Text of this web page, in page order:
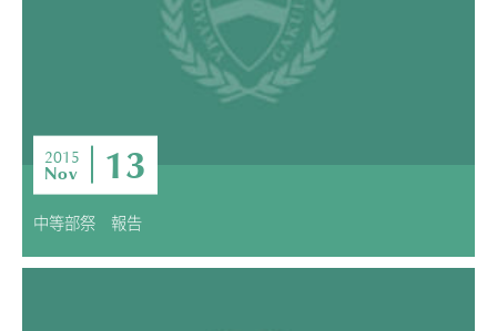
2015
Nov 13
中等部祭 報告